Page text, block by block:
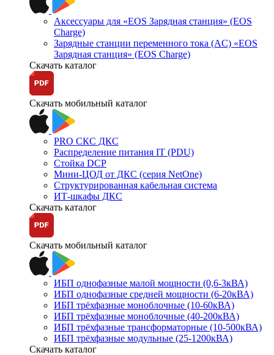
Аксессуары для «EOS Зарядная станция» (EOS
Charge)
Зарядные станции переменного тока (AC) «EOS
Зарядная станция» (EOS Charge)
Скачать каталог
Скачать мобильный каталог
PRO СКС ДКС
Распределение питания IT (PDU)
Стойка DCP
Мини-ЦОД от ДКС (серия NetOne)
Структурированная кабельная система
ИТ-шкафы ДКС
Скачать каталог
Скачать мобильный каталог
ИБП однофазные малой мощности (0,6-3кВА)
ИБП однофазные средней мощности (6-20кВА)
ИБП трёхфазные моноблочные (10-60кВА)
ИБП трёхфазные моноблочные (40-200кВА)
ИБП трёхфазные трансформаторные (10-500кВА)
ИБП трёхфазные модульные (25-1200кВА)
Скачать каталог